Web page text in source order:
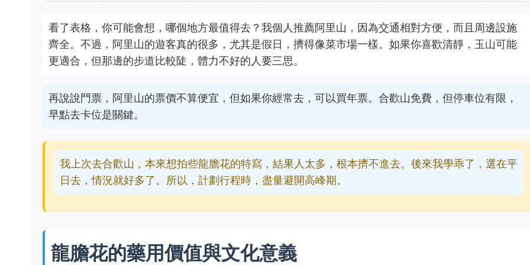
看了表格，你可能會想，哪個地方最值得去？我個人推薦阿里山，因為交通相對方便，而且周邊設施
齊全。不過，阿里山的遊客真的很多，尤其是假日，擠得像菜市場一樣。如果你喜歡清靜，玉山可能
更適合，但那邊的步道比較陡，體力不好的人要三思。
再說說門票，阿里山的票價不算便宜，但如果你經常去，可以買年票。合歡山免費，但停車位有限，
早點去卡位是關鍵。
我上次去合歡山，本來想拍些龍膽花的特寫，結果人太多，根本擠不進去。後來我學乖了，選在平
日去，情況就好多了。所以，計劃行程時，盡量避開高峰期。
龍膽花的藥用價值與文化意義